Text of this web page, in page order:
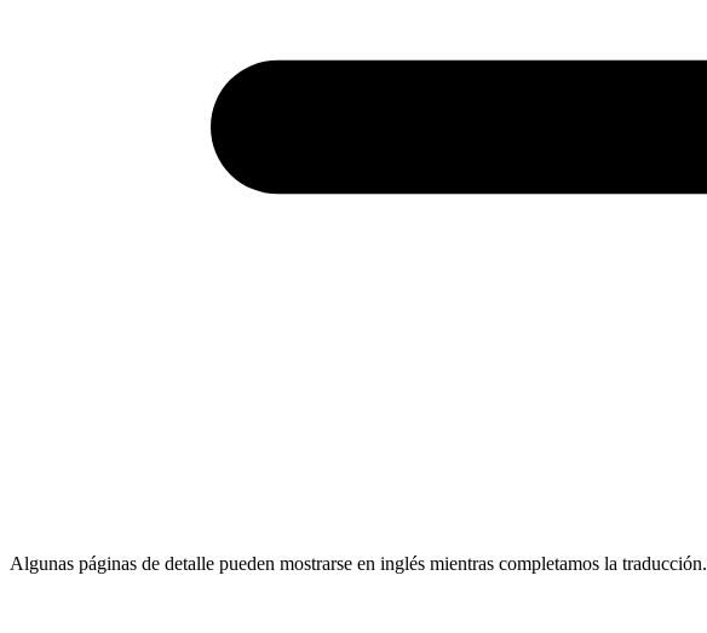
Algunas páginas de detalle pueden mostrarse en inglés mientras completamos la traducción.